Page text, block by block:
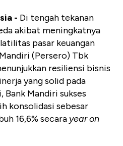
- Di tengah tekanan
akibat meningkatnya
pasar keuangan
(Persero) Tbk
resiliensi bisnis
yang solid pada
Mandiri sukses
konsolidasi sebesar
16,6% secara year on